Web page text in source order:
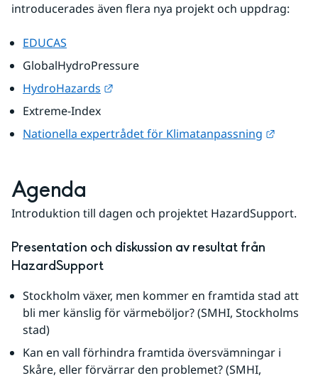
introducerades även flera nya projekt och uppdrag:
EDUCAS
GlobalHydroPressure
HydroHazards
Extreme-Index
Nationella expertrådet för Klimatanpassning
Agenda
Introduktion till dagen och projektet HazardSupport.
Presentation och diskussion av resultat från
HazardSupport
Stockholm växer, men kommer en framtida stad att
bli mer känslig för värmeböljor? (SMHI, Stockholms
stad)
Kan en vall förhindra framtida översvämningar i
Skåre, eller förvärrar den problemet? (SMHI,